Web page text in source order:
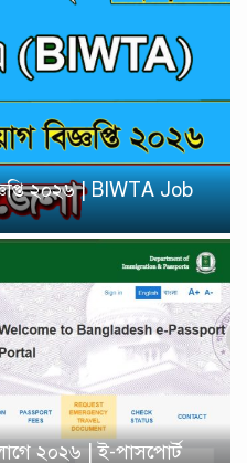
২০২৬ | BIWTA Job
২০২৬ | ই-পাসপোর্ট